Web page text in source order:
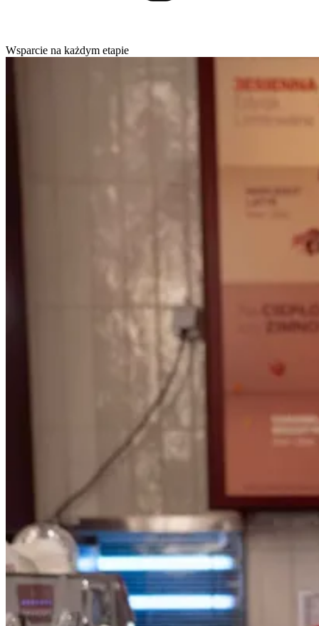
Wsparcie na każdym etapie